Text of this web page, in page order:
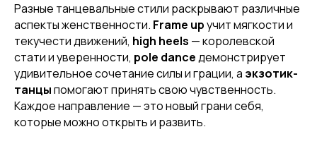
Разные танцевальные стили раскрывают различные
аспекты женственности. Frame upучит мягкости и
текучести движений, high heels — королевской
стати и уверенности, pole danceдемонстрирует
удивительное сочетание силы и грации, а экзотик-
танцыпомогают принять свою чувственность.
Каждое направление — это новый грани себя,
которые можно открыть и развить.
[ REFERRAL PROGRAM ]
РЕФЕРАЛЬНАЯ
ПРОГРАММА